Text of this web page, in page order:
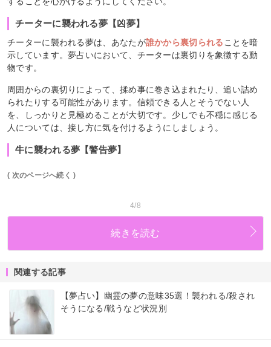
チーターに襲われる夢【凶夢】
チーターに襲われる夢は、あなたが誰かから裏切られる ことを暗
示しています。夢占いにおいて、チーターは裏切りを象徴する動
物です。
周囲からの裏切りによって、揉め事に巻き込まれたり、追い詰め
られたりする可能性があります。信頼できる人とそうでない人
を、しっかりと見極めることが大切です。少しでも不穏に感じる
人については、接し方に気を付けるようにしましょう。
牛に襲われる夢【警告夢】
( 次のページへ続く )
4/8
続きを読む
関連する記事
【夢占い】幽霊の夢の意味35選！襲われる/殺され
そうになる/戦うなど状況別